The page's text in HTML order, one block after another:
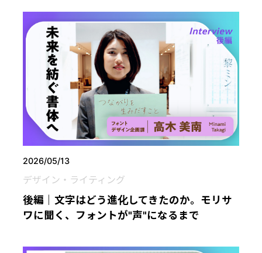
2026/05/13
デザイン・ライティング
後編｜文字はどう進化してきたのか。モリサ
ワに聞く、フォントが"声"になるまで